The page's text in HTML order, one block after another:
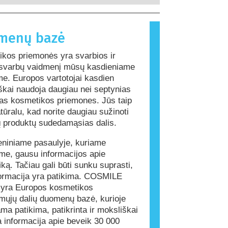
reakciją, vadinama alergenu.
ir asmens priežiūros gaminiuose
kurie kai kuriems
gali sukelti alergiją. Tai nereiškia,
nėra saugus naudoti kitiems.
bazė
priemonės yra svarbios ir
vaidmenį mūsų kasdieniame
Europos vartotojai kasdien
naudoja daugiau nei septynias
kosmetikos priemones. Jūs taip
kad norite daugiau sužinoti
produktų sudedamąsias dalis.
pasaulyje, kuriame
gausu informacijos apie
Tačiau gali būti sunku suprasti,
yra patikima. COSMILE
Europos kosmetikos
dalių duomenų bazė, kurioje
patikima, patikrinta ir moksliškai
informacija apie beveik 30 000